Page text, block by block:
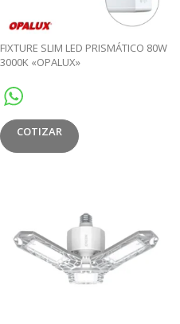
FIXTURE SLIM LED PRISMÁTICO 80W
3000K «OPALUX»
COTIZAR